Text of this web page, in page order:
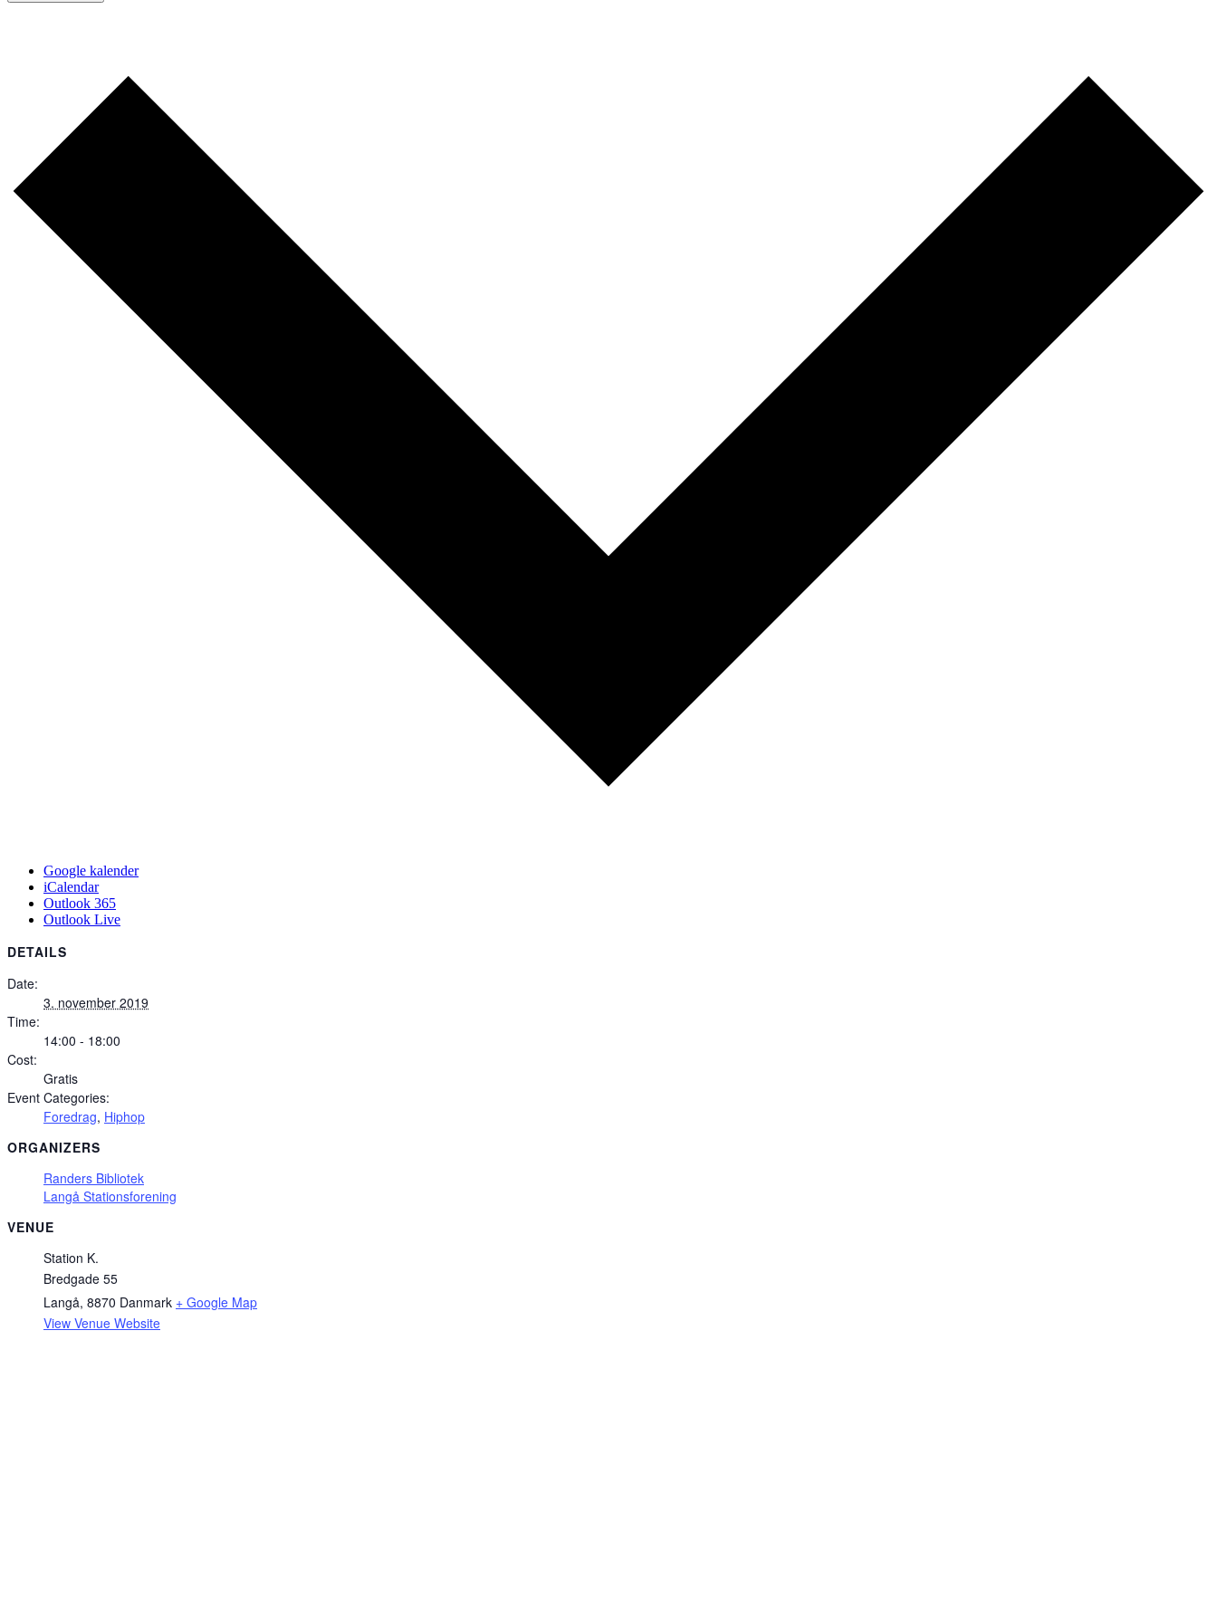
Google kalender
iCalendar
Outlook 365
Outlook Live
DETAILS
Date:
3. november 2019
Time:
14:00 - 18:00
Cost:
Gratis
Event Categories:
Foredrag, Hiphop
ORGANIZERS
Randers Bibliotek
Langå Stationsforening
VENUE
Station K.
Bredgade 55
Langå, 8870 Danmark + Google Map
View Venue Website